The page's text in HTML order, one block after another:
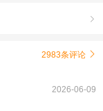

2983条评论 
2026-06-09